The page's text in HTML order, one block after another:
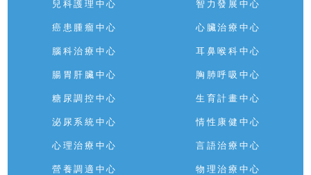
兒科護理中心 智力發展中心
癌患腫瘤中心 心臟治療中心
腦科治療中心 耳鼻喉科中心
腸胃肝臟中心 胸肺呼吸中心
糖尿調控中心 生育計畫中心
泌尿系統中心 情性康健中心
心理治療中心 言語治療中心
營養調適中心 物理治療中心